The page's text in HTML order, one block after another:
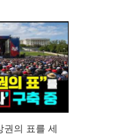
의 표를 세